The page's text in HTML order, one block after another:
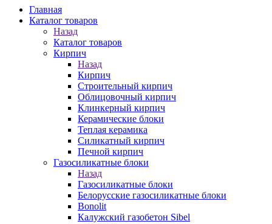
Главная
Каталог товаров
Назад
Каталог товаров
Кирпич
Назад
Кирпич
Строительный кирпич
Облицовочный кирпич
Клинкерный кирпич
Керамические блоки
Теплая керамика
Силикатный кирпич
Печной кирпич
Газосиликатные блоки
Назад
Газосиликатные блоки
Белорусские газосиликатные блоки
Bonolit
Калужский газобетон Sibel